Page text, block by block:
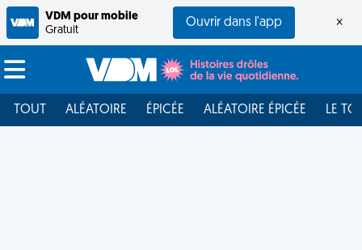
VDM pour mobile
Gratuit
Ouvrir dans l'app ×
TOUT ALÉATOIRE ÉPICÉE ALÉATOIRE ÉPICÉE LE